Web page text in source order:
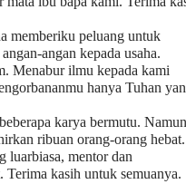
memberiku peluang untuk
angan kepada usaha.
Menabur ilmu kepada kami
hanya Tuhan
karya bermutu.
ribuan orang-orang hebat.
luarbiasa, mentor dan
Terima kasih untuk semuanya.